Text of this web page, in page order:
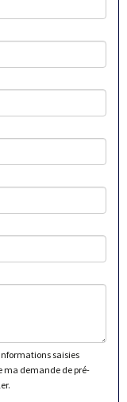
saisies
ma demande de pré-